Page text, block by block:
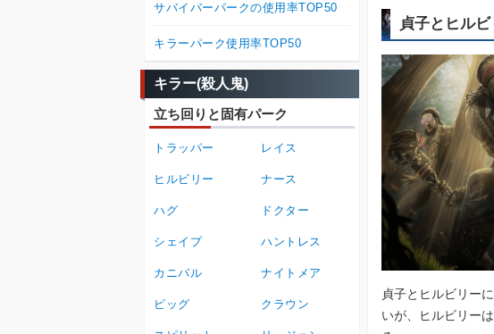
貞子とヒル
貞子とヒルビリー
いが、ヒルビリー
サバイバーパークの使用率TOP50
キラーパーク使用率TOP50
キラー(殺人鬼)
立ち回りと固有パーク
トラッパー レイス
ヒルビリー ナース
ハグ ドクター
シェイプ ハントレス
カニバル ナイトメア
ピッグ クラウン